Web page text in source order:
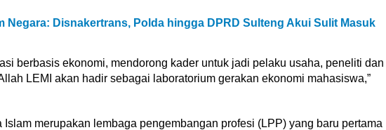
Negara: Disnakertrans, Polda hingga DPRD Sulteng Akui Sulit Masuk
berbasis ekonomi, mendorong kader untuk jadi pelaku usaha, peneliti dan
LEMI akan hadir sebagai laboratorium gerakan ekonomi mahasiswa,”
merupakan lembaga pengembangan profesi (LPP) yang baru pertama